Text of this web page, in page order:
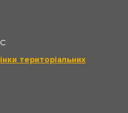
територіальних